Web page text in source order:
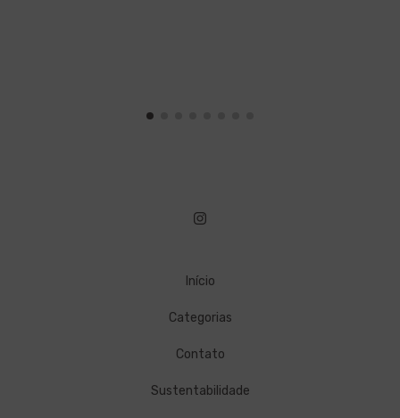
Início
Categorias
Contato
Sustentabilidade